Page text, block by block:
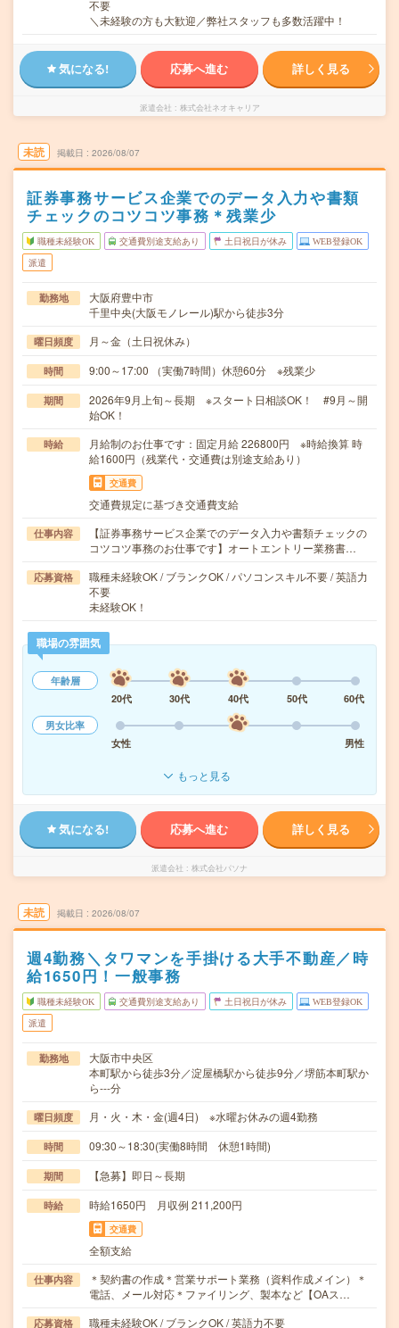
不要
＼未経験の方も大歓迎／弊社スタッフも多数活躍中！
気になる! 応募へ進む 詳しく見る
派遣会社 株式会社ネオキャリア
未読 掲載日 2026/08/07
証券事務サービス企業でのデータ入力や書類
チェックのコツコツ事務＊残業少
職種未経験OK 交通費別途支給あり 土日祝日が休み WEB登録OK
派遣
勤務地
大阪府豊中市
千里中央(大阪モノレール)駅から徒歩3分
曜日頻度 月～金（土日祝休み）
時間 9:00～17:00 （実働7時間）休憩60分 ※残業少
期間
2026年9月上旬～長期 ※スタート日相談OK！ #9月～開
始OK！
時給
月給制のお仕事です：固定月給 226800円 ※時給換算 時
給1600円（残業代・交通費は別途支給あり）
交通費
交通費規定に基づき交通費支給
仕事内容
【証券事務サービス企業でのデータ入力や書類チェックの
コツコツ事務のお仕事です】オートエントリー業務書…
応募資格
職種未経験OK / ブランクOK / パソコンスキル不要 / 英語力
不要
未経験OK！
職場の雰囲気
年齢層
20代
30代 40代 50代
60代
男女比率
女性
男性
もっと見る
気になる! 応募へ進む 詳しく見る
派遣会社 株式会社パソナ
未読 掲載日 2026/08/07
週4勤務＼タワマンを手掛ける大手不動産／時
給1650円！一般事務
職種未経験OK 交通費別途支給あり 土日祝日が休み WEB登録OK
派遣
勤務地
大阪市中央区
本町駅から徒歩3分／淀屋橋駅から徒歩9分／堺筋本町駅か
ら---分
曜日頻度 月・火・木・金(週4日) ※水曜お休みの週4勤務
時間 09:30～18:30(実働8時間 休憩1時間)
期間 【急募】即日～長期
時給 時給1650円 月収例 211,200円
交通費
全額支給
仕事内容
＊契約書の作成＊営業サポート業務（資料作成メイン）＊
電話、メール対応＊ファイリング、製本など【OAス…
応募資格 職種未経験OK / ブランクOK / 英語力不要